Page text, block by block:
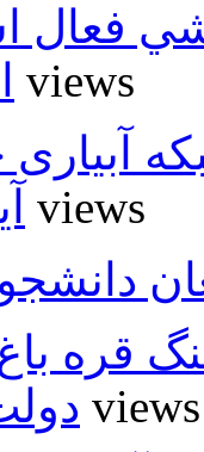
فعال
6 views
آبیاری
5 views
قره
5 views